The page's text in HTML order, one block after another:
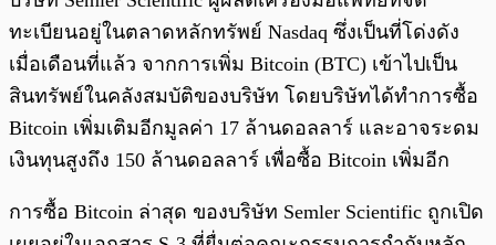
ทะเบียนอยู่ในตลาดหลักทรัพย์ Nasdaq ซึ่งเป็นที่โด่งดัง
เมื่อเดือนที่แล้ว จากการเพิ่ม Bitcoin (BTC) เข้าไปเป็น
สินทรัพย์ในคลังสมบัติของบริษัท โดยบริษัทได้ทำการซื้อ
Bitcoin เพิ่มเติมอีกมูลค่า 17 ล้านดอลลาร์ และอาจระดม
เงินทุนสูงถึง 150 ล้านดอลลาร์ เพื่อซื้อ Bitcoin เพิ่มอีก
การซื้อ Bitcoin ล่าสุด ของบริษัท Semler Scientific ถูกเปิด